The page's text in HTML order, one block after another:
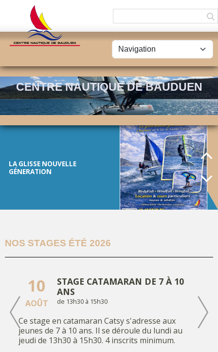
CENTRE NAUTIQUE DE BAUDUEN
FÊTE DU LAC -
20/09/2025
LA GLISSE NOUVELLE
GÉNERATION
PROGRAMME DES
RÉGATES 2026
ECOLE DE SPORT
2025/2026
NOS STAGES ÉTÉ 2026
10
AOÛT
STAGE CATAMARAN DE 7 À 10
ANS
de 13h30 à 15h30
Ce stage en catamaran Catsy s'adresse aux
jeunes de 7 à 10 ans. Il se déroule du lundi au
jeudi de 13h30 à 15h30. 4 inscrits minimum.
Panneau de gestion des cookies